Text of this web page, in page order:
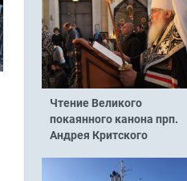
Чтение Великого
покаянного канона прп.
Андрея Критского